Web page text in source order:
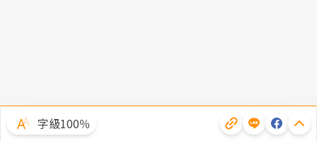
字級100％